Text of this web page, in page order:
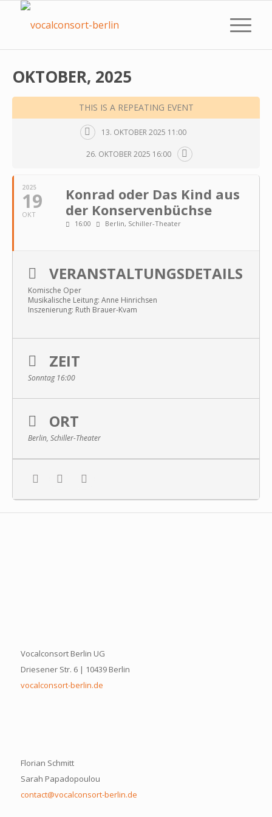
OKTOBER, 2025
THIS IS A REPEATING EVENT
13. OKTOBER 2025 11:00
26. OKTOBER 2025 16:00
2025
19
OKT
Kon­rad oder Das Kind aus
der Kon­ser­ven­büchse
16:00 Berlin, Schiller-Theater
VERANSTALTUNGSDETAILS
Komische Oper
Musikalische Leitung: An­ne Hin­rich­sen
Inszenierung: Ruth Brau­er-­Kvam
ZEIT
Sonntag 16:00
ORT
Berlin, Schiller-Theater
Vocalconsort Berlin UG
Driesener Str. 6 | 10439 Berlin
vocalconsort-berlin.de
Florian Schmitt
Sarah Papadopoulou
contact@vocalconsort-berlin.de